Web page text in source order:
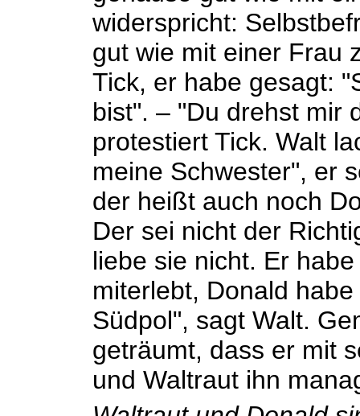
widerspricht:
gut wie mit einer Frau
Tick, er habe gesagt:
bist". – "Du drehst mir
protestiert Tick. Walt
meine Schwester", er
der heißt auch noch
Der sei nicht der
liebe sie nicht. Er
miterlebt, Donald
Südpol", sagt Walt.
geträumt, dass er mit
und Waltraut ihn